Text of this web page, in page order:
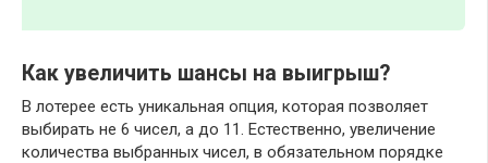
Как увеличить шансы на выигрыш?
В лотерее есть уникальная опция, которая позволяет
выбирать не 6 чисел, а до 11. Естественно, увеличение
количества выбранных чисел, в обязательном порядке